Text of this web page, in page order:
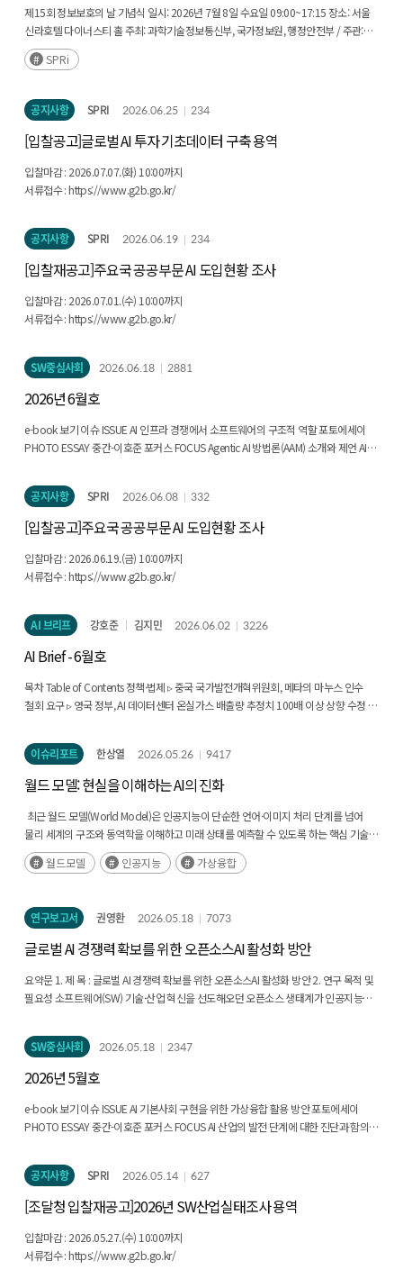
to verify and critique AI outputs as essential curricular elements. Building on these
findings, this report argues that domestic policy should expand its objective
from increasing the supply of specialized personnel to systematically diffusing
discipline-specific AI competencies. Recommendations include building shared,
majors, micro-majors, and convergence tracks; integrating industry- and public-
problem-based projects and internships into the formal curriculum; and
embedding responsible AI and process-oriented assessment as core principles.
tailored designs reflecting each institution's type and talent objectives. Ultimately,
domestic AI talent policy should be advanced to encompass not only the
embedding of AI, experience-based learning, responsible AI education, and
convergent governance.
산업계 반발 확대 기술·연구 ▹ 마이크로소프트, AI의 지식노동 균등화 가능성과 격차
해소 과제 분석 ▹ 구글 리서치, I/O 2026에서 최신 AI 연구 성과 공개 ▹ 앤트로픽, AI 기반
사이버 위협의 MITRE ATT&CK 매핑 분석 결과 공개 ▹ 앤트로픽, AI의 재귀적 자기개선
임박 경고 ▹ 구글 딥마인드, 범용지능(AGI)에서 초지능(ASI)으로 진화 경로 분석 인력·
5가지 정책 방안 ▹ AI 채용 시장, 경력자 중심 구조로 재편되며 신입 일자리 축소 ▹
보스턴大·펜실베이니아大 공동 연구팀, AI 주도 해고의 시장 실패 분석 ▹ MIT
경제학자들, 노동자 역량을 확장하는 '친노동 AI'의 가치 강조 주요행사일정
제15회 정보보호의 날 기념식 일시: 2026년 7월 8일 수요일 09:00~17:15 장소: 서울
신라호텔 다이너스티 홀 주최: 과학기술정보통신부, 국가정보원, 행정안전부 / 주관:
SPRi
공지사항 SPRI 2026.06.25 234
[입찰공고]글로벌 AI 투자 기초데이터 구축 용역
입찰마감 : 2026.07.07.(화) 10:00까지
서류접수 : https://www.g2b.go.kr/
공지사항 SPRI 2026.06.19 234
[입찰재공고]주요국 공공부문 AI 도입현황 조사
입찰마감 : 2026.07.01.(수) 10:00까지
서류접수 : https://www.g2b.go.kr/
SW중심사회 2026.06.18 2881
2026년 6월호
e-book 보기 이슈 ISSUE AI 인프라 경쟁에서 소프트웨어의 구조적 역할 포토에세이
PHOTO ESSAY 중간-이호준 포커스 FOCUS Agentic AI 방법론(AAM) 소개와 제언 AI
공지사항 SPRI 2026.06.08 332
[입찰공고]주요국 공공부문 AI 도입현황 조사
입찰마감 : 2026.06.19.(금) 10:00까지
서류접수 : https://www.g2b.go.kr/
AI 브리프 강호준 김지민 2026.06.02 3226
AI Brief - 6월호
목차 Table of Contents 정책·법제 ▹ 중국 국가발전개혁위원회, 메타의 마누스 인수
철회 요구 ▹ 영국 정부, AI 데이터센터 온실가스 배출량 추정치 100배 이상 상향 수정 ▹
시진핑 정상회담, 반도체와 희토류 등 핵심 기술 쟁점은 미합의 ▹ 트럼프 대통령, AI
규제 행정명령 서명 당일에 전격 보류 기업·산업 ▹ 오픈AI, 에이전트 성능 강화한 GPT-
5.5 출시 ▹ 메타, AI 훈련을 위해 직원들의 마우스 움직임과 키보드 입력 수집 ▹
앤트로픽, 스페이스X와 데이터센터 임대 파트너십 체결 ▹ 마이크로소프트, 2026년
1분기 AI 확산 보고서 발표 ▹ 앤트로픽, 2028년 미·중 AI 패권 경쟁 시나리오 분석
보고서 발표 ▹ 오픈AI, 일론 머스크가 제기한 소송에서 승소하며 IPO 준비 본격화 ▹
구글, I/O 2026에서 신규 AI 모델과 에이전트 서비스 공개 기술·연구 ▹ 오픈AI,
고블린을 반복 언급하는 챗GPT 현상의 원인과 해결책 공개 ▹ 앤트로픽, 클로드의
광역런던시청 조사 결과, 런던 노동인구의 46%가 생성형 AI에 노출 ▹ 브루킹스 연구소,
미국 데이터센터의 지역 고용 효과 실증 분석 ▹ 대런 애쓰모글루 MIT 교수, AI의 일자리
영향에 대한 과장 경계 주요행사일정
이슈리포트 한상열 2026.05.26 9417
월드 모델: 현실을 이해하는 AI의 진화
​​​​​​ 최근 월드 모델(World Model)은 인공지능이 단순한 언어·이미지 처리 단계를 넘어
물리 세계의 구조와 동역학을 이해하고 미래 상태를 예측할 수 있도록 하는 핵심 기술로
부상하고 있다. 이는 범용 인공지능(AGI)과 피지컬AI 실현을 위한 차세대 기반 기술로
평가되며, 로봇·자율주행·가상융합 산업 전반에서 전략적 중요성이 확대되고 있다.
다양한 시나리오를 사전에 시뮬레이션하고 최적의 의사결정을 지원한다. 기술적으로
월드 모델은 명시적, 암묵적, 시뮬레이터 기반, 하이브리드형 등 다양한 패러다임으로
발전하고 있으며, 비디오 생성, 자율주행, 자율 에이전트 등 목적별로도 세분화될 수
있다. 최근 미국, 중국, 유럽, 한국 등 주요국의 기업들은 각각 실시간 3D 가상환경 생성,
자기지도 기반 물리 예측, 합성 데이터 생성, 공간지능 구현 등 다양한 접근 방식으로
월드 모델 개발 경쟁을 본격화하고 있다. 특히 월드 모델은 피지컬AI 발전의 핵심
보완함으로써 로봇과 자율 시스템의 학습 비용을 줄이고, 위험한 실제 검증 과정을
정책적으로 한국은 제조업 기반의 풍부한 산업 데이터를 활용해 제조 특화 물리
데이터셋과 고충실도 가상환경을 구축하고, Sim-to-Real 정합성 확보, 도메인 특화
월드 모델 개발 등을 추진할 필요가 있다. 또한 VLA, 시뮬레이션, 제조 데이터를 통합한
발전을 견인할 중요 기술로서, 기술 혁신과 산업 생태계, 국가 정책 차원의 선제적
critical technology enabling artificial intelligence to move beyond simple
language and image processing toward understanding the structure and
dynamics of the physical world and predicting future states. They are
increasingly regarded as next-generation foundational technologies for
월드모델 인공지능 가상융합
연구보고서 권영환 2026.05.18 7073
글로벌 AI 경쟁력 확보를 위한 오픈소스AI 활성화 방안
요약문 1. 제 목 : 글로벌 AI 경쟁력 확보를 위한 오픈소스AI 활성화 방안 2. 연구 목적 및
필요성 소프트웨어(SW) 기술·산업 혁신을 선도해오던 오픈소스 생태계가 인공지능
프레임워 크 기술들이 언어 모델의 대형화를 선도하였고, 구글이 혁신적인 모델 구조를
오픈소 스로 공개하면서 생성형 AI 시장을 태동시켰다. 그리고 메타는 OpenAI의
chatGPT에 대항하기 위해 라마를 공개하며, 빠르게 성능을 향상시며 생태계 영향력을
확대하였고 중국 기업들의 오픈소스 모델들이 공개되며 미국의 AI 주도권을 위협하고
있다. 이와 같이 오픈소스 생태계가 AI 기술·산업 혁신을 촉발하고 기술 주도권 경쟁 및
산업 영향력 확대 수단으로 활용되고 있기 때문에 AI 3강 도약을 위한 우리나라는 이
정책적 시사점과 방향을 제시하는 것을 목적으로 한다. 3. 연구의 구성 본 연구는
소개하고 제2장은 오픈소스AI에 대해 이해하기 위해 최근 오픈소스AI가 중요 해지는
이유와 오픈소스AI 개념에 대하여 소개하고 있다. 3장부터 본격적인 본론 부분으로
국내외 오픈소스AI 동향에 대해 파악하기 위해 국내 외 주요 오픈소스AI 기업을
선정하여 동향을 조사하였다. 그리고, 이들 주요 기업들의 주요 오픈소스 모델에 대한
SW중심사회 2026.05.18 2347
2026년 5월호
e-book 보기 이슈 ISSUE AI 기본사회 구현을 위한 가상융합 활용 방안 포토에세이
PHOTO ESSAY 중간-이호준 포커스 FOCUS AI 산업의 발전 단계에 대한 진단과 함의:
동향과 시사점
공지사항 SPRI 2026.05.14 627
[조달청 입찰재공고]2026년 SW산업실태조사 용역
입찰마감 : 2026.05.27.(수) 10:00까지
서류접수 : https://www.g2b.go.kr/